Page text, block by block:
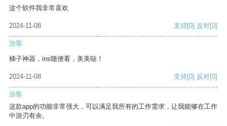
这个软件我非常喜欢
2024-11-08 支持[0] 反对[0]
游客
梯子神器，ins随便看，美美哒！
2024-11-08 支持[0] 反对[0]
游客
这款app的功能非常强大，可以满足我所有的工作需求，让我能够在工作
中游刃有余。